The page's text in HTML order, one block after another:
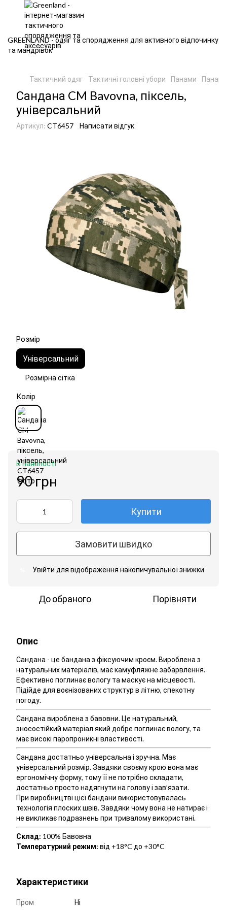
GREENLAND - одяг та спорядження для активного відпочинку
та мандрівок
Тактичний одяг Тактичні головні убори Панами
Сандана CM Bavovna, піксель,
універсальний
Артикул: CT6457 Написати відгук
Розмір
Універсальний
Розмірна сітка
Колір
В наявності
90 грн
Купити
Замовити швидко
Увійти для відображення накопичувальної знижки
До обраного Порівняти
Опис
Сандана - це бандана з фіксуючим кроєм. Вироблена з
натуральних матеріалів, має камуфляжне забарвлення.
Ефективно поглинає вологу та маскує на місцевості.
Підійде для воєнізованих структур в літню, спекотну
погоду.
Сандана вироблена з бавовни. Це натуральний,
зносостійкий матеріал який добре поглинає вологу, та
має високі паропроникні властивості.
Сандана достатньо універсальна і зручна. Має
універсальний розмір. Завдяки своєму крою вона має
ергономічну форму, тому її не потрібно складати,
достатньо просто надягнути на голову і зав’язати.
При виробництві цієї бандани використовувалась
технологія плоских швів. Завдяки чому вона не натирає і
не викликає подразнень при тривалому використані.
Склад: 100% Бавовна
Температурний режим: від +18°C до +30°C
Характеристики
Пром Ні